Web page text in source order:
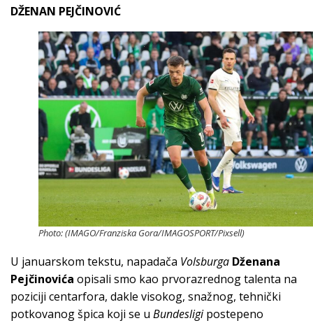
DŽENAN PEJČINOVIĆ
Photo: (IMAGO/Franziska Gora/IMAGOSPORT/Pixsell)
U januarskom tekstu, napadača Volsburga Dženana
Pejčinovića opisali smo kao prvorazrednog talenta na
poziciji centarfora, dakle visokog, snažnog, tehnički
potkovanog špica koji se u Bundesligipostepeno